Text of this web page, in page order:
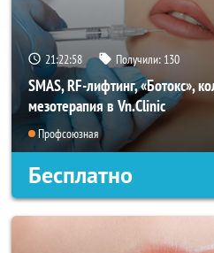
21:22:56 Получили: 130
SMAS, RF-лифтинг, «Ботокс»,
мезотерапия в Vn.Clinic
Профсоюзная
Бесплатно